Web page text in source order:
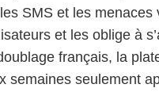
SMS et les menaces
et les oblige à
français, la
semaines seulement